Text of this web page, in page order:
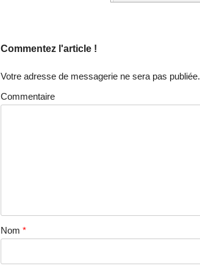
Commentez l'article !
Votre adresse de messagerie ne sera pas publiée.
Commentaire
Nom *